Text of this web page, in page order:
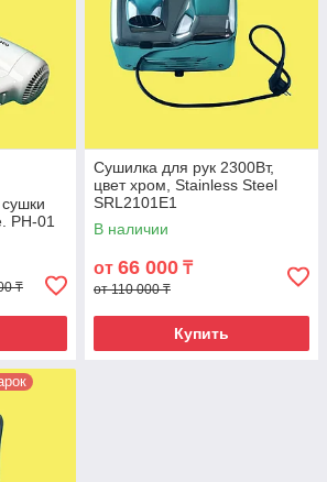
PH-01
₸
Сушилка для рук 2300Вт,
цвет хром, Stainless Steel
SRL2101E1
В наличии
от 66 000 ₸
от 110 000 ₸
Купить